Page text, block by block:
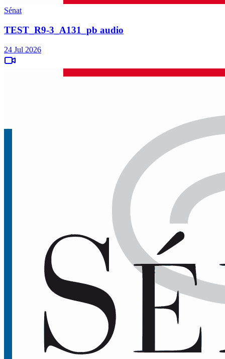
Sénat
TEST_R9-3_A131_pb audio
24 Jul 2026